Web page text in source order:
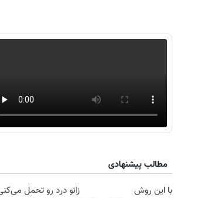
مطالب پیشنهادی
با این روش
زانو درد رو تحمل